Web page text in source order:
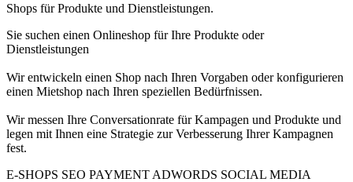
Shops für Produkte und Dienstleistungen.
Sie suchen einen Onlineshop für Ihre Produkte oder
Dienstleistungen
Wir entwickeln einen Shop nach Ihren Vorgaben oder konfigurieren
einen Mietshop nach Ihren speziellen Bedürfnissen.
Wir messen Ihre Conversationrate für Kampagen und Produkte und
legen mit Ihnen eine Strategie zur Verbesserung Ihrer Kampagnen
fest.
E-SHOPS SEO PAYMENT ADWORDS SOCIAL MEDIA